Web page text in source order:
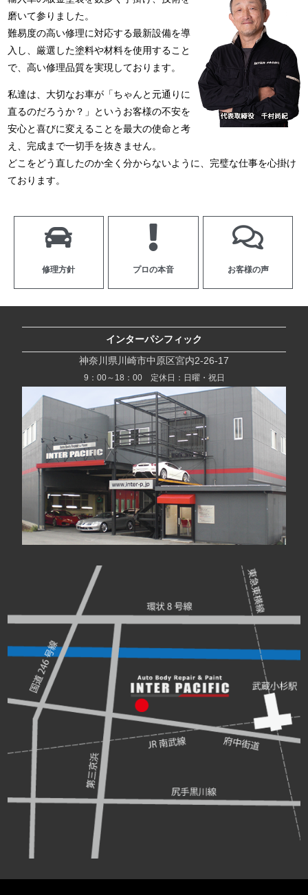
磨いて参りました。
難易度の高い修理に対応する最新設備を導
入し、厳選した塗料や材料を使用すること
で、高い修理品質を実現しております。
私達は、大切なお車が「ちゃんと元通りに
直るのだろうか？」というお客様の不安を
安心と喜びに変えることを最大の使命と考
え、完成まで一切手を抜きません。
どこをどう直したのか全く分からないように、完璧な仕事を心掛け
ております。
修理方針 プロの本音 お客様の声
インターパシフィック
神奈川県川崎市中原区宮内2-26-17
9：00～18：00 定休日：日曜・祝日